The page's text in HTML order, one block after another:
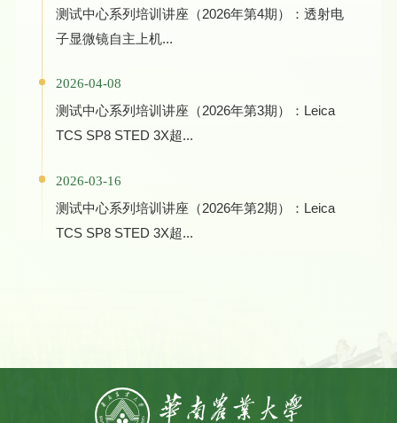
测试中心系列培训讲座（2026年第4期）：透射电
子显微镜自主上机...
2026-04-08
测试中心系列培训讲座（2026年第3期）：Leica
TCS SP8 STED 3X超...
2026-03-16
测试中心系列培训讲座（2026年第2期）：Leica
TCS SP8 STED 3X超...